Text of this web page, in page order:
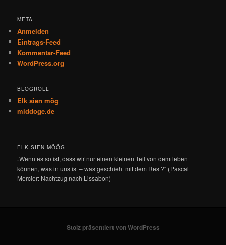
META
Anmelden
Eintrags-Feed
Kommentar-Feed
WordPress.org
BLOGROLL
Elk sien mög
middoge.de
ELK SIEN MÖÖG
„Wenn es so ist, dass wir nur einen kleinen Teil von dem leben
können, was in uns ist – was geschieht mit dem Rest?“ (Pascal
Mercier: Nachtzug nach Lissabon)
Stolz präsentiert von WordPress